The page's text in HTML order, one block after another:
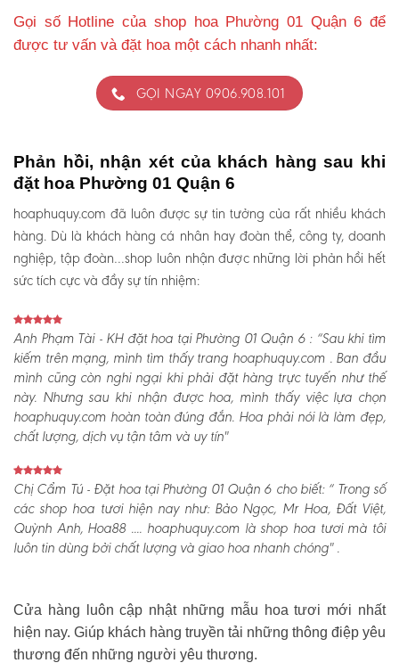
Gọi số Hotline của shop hoa Phường 01 Quận 6 để
được tư vấn và đặt hoa một cách nhanh nhất:
GỌI NGAY 0906.908.101
Phản hồi, nhận xét của khách hàng sau khi
đặt hoa Phường 01 Quận 6
hoaphuquy.com đã luôn được sự tin tưởng của rất nhiều khách
hàng. Dù là khách hàng cá nhân hay đoàn thể, công ty, doanh
nghiệp, tập đoàn…shop luôn nhận được những lời phản hồi hết
sức tích cực và đầy sự tín nhiệm:
Anh Phạm Tài - KH đặt hoa tại Phường 01 Quận 6 :“Sau khi tìm
kiếm trên mạng, mình tìm thấy trang hoaphuquy.com . Ban đầu
mình cũng còn nghi ngại khi phải đặt hàng trực tuyến như thế
này. Nhưng sau khi nhận được hoa, mình thấy việc lựa chọn
hoaphuquy.com hoàn toàn đúng đắn. Hoa phải nói là làm đẹp,
chất lượng, dịch vụ tận tâm và uy tín"
Chị Cẩm Tú - Đặt hoa tại Phường 01 Quận 6 cho biết:“ Trong số
các shop hoa tươi hiện nay như: Bảo Ngọc, Mr Hoa, Đất Việt,
Quỳnh Anh, Hoa88 .... hoaphuquy.com là shop hoa tươi mà tôi
luôn tin dùng bởi chất lượng và giao hoa nhanh chóng" .
Cửa hàng luôn cập nhật những mẫu hoa tươi mới nhất
hiện nay. Giúp khách hàng truyền tải những thông điệp yêu
thương đến những người yêu thương.